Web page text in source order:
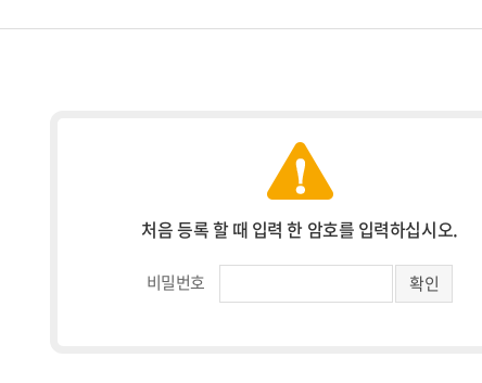
처음 등록 할 때 입력 한 암호를 입력하십시오.
비밀번호